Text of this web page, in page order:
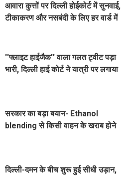
आवारा कुत्तों पर दिल्ली होईकोर्ट में सुनवाई,
टीकाकरण और नसबंदी के लिए हर वार्ड में
''फ्लाइट हाईजैक'' वाला गलत ट्वीट पड़ा
भारी, दिल्ली हाई कोर्ट ने यात्री पर लगाया
सरकार का बड़ा बयान- Ethanol
blending से किसी वाहन के खराब होने
दिल्ली-दमन के बीच शुरू हुई सीधी उड़ान,